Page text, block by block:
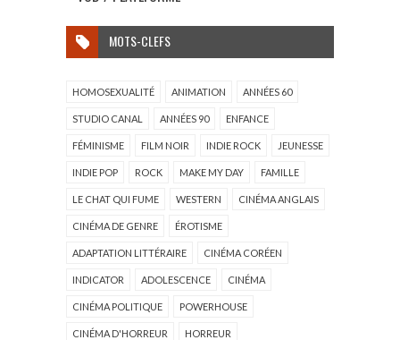
MOTS-CLEFS
HOMOSEXUALITÉ ANIMATION ANNÉES 60
STUDIO CANAL ANNÉES 90 ENFANCE
FÉMINISME FILM NOIR INDIE ROCK JEUNESSE
INDIE POP ROCK MAKE MY DAY FAMILLE
LE CHAT QUI FUME WESTERN CINÉMA ANGLAIS
CINÉMA DE GENRE ÉROTISME
ADAPTATION LITTÉRAIRE CINÉMA CORÉEN
INDICATOR ADOLESCENCE CINÉMA
CINÉMA POLITIQUE POWERHOUSE
CINÉMA D'HORREUR HORREUR